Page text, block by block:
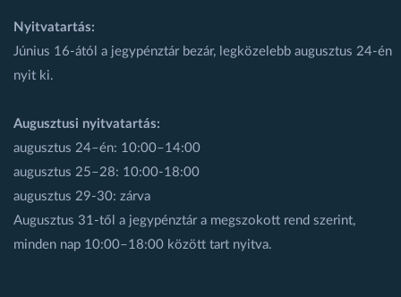
Nyitvatartás:
Június 16-ától a jegypénztár bezár, legközelebb augusztus 24-én
nyit ki.
Augusztusi nyitvatartás:
augusztus 24–én: 10:00–14:00
augusztus 25–28: 10:00-18:00
augusztus 29-30: zárva
Augusztus 31-től a jegypénztár a megszokott rend szerint,
minden nap 10:00–18:00 között tart nyitva.